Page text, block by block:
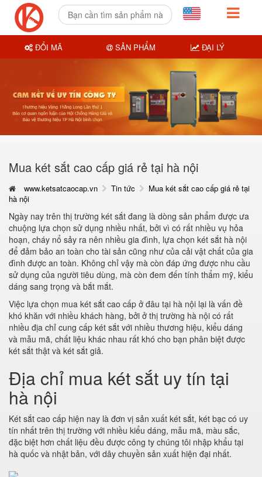
Mua két sắt cao cấp giá rẻ tại hà nội
www.ketsatcaocap.vn Tin tức
Mua két sắt cao cấp giá rẻ tại
hà nội
Ngày nay trên thị trường két sắt đang là dòng sản phẩm được ưa
chuộng lựa chọn sử dụng nhiều nhất, bởi vì có rất nhiều vụ hỏa
hoạn, cháy nổ sảy ra nên nhiều gia đình, lựa chọn két sắt hà nội
để đảm bảo an toàn cho tài sản cũng như của cải vật chất của gia
đình được an toàn. Không chỉ vậy mà còn đáp ứng được nhu cầu
sử dụng của người tiêu dùng, mà còn đem đến tính thẩm mỹ, kiểu
dáng sang trọng và bắt mắt.
Việc lựa chọn mua két sắt cao cấp ở đâu tại hà nội lại là vấn đề
khó khăn với nhiều khách hàng, bởi ở thị trường hà nội có rất
nhiều địa chỉ cung cấp két sắt với nhiều thương hiệu, kiểu dáng
và mẫu mã, chất liệu khác nhau rất khó cho bạn phân biệt được
két sắt thật và két sắt giả.
Địa chỉ mua két sắt uy tín tại
hà nội
Két sắt cao cấp hiện nay là đơn vị sản xuất két sắt, két bạc có uy
tín nhất trên thị trường với nhiều kiểu dáng, mẫu mã, màu sắc,
đặc biệt hơn chất liệu đều được công ty chúng tôi nhập khẩu tại
hà quốc và nhật bản, với dây chuyền sản xuất hiện đại nhất.
ĐỔI MÃ SẢN PHẨM ĐẠI LÝ